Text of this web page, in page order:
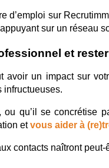
d’emploi sur
sur un réseau
et
avoir un impact sur
infructueuses.
ou qu’il se concrétise
et vous aider à
contacts naîtront